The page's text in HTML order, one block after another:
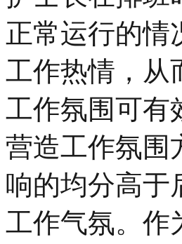
正常运行的情
工作热情，从
工作氛围可有
营造工作氛围
响的均分高于
工作气氛。作